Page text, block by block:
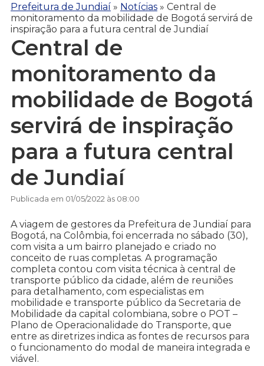
Prefeitura de Jundiaí » Notícias » Central de
monitoramento da mobilidade de Bogotá servirá de
inspiração para a futura central de Jundiaí
Central de
monitoramento da
mobilidade de Bogotá
servirá de inspiração
para a futura central
de Jundiaí
Publicada em 01/05/2022 às 08:00
A viagem de gestores da Prefeitura de Jundiaí para
Bogotá, na Colômbia, foi encerrada no sábado (30),
com visita a um bairro planejado e criado no
conceito de ruas completas. A programação
completa contou com visita técnica à central de
transporte público da cidade, além de reuniões
para detalhamento, com especialistas em
mobilidade e transporte público da Secretaria de
Mobilidade da capital colombiana, sobre o POT –
Plano de Operacionalidade do Transporte, que
entre as diretrizes indica as fontes de recursos para
o funcionamento do modal de maneira integrada e
viável.